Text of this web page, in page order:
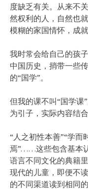
度缺乏有关。从来不
然权利的人，自然也
模糊的家国情怀，成
我时常会给自己的孩
中国历史，捎带一些
的“国学”。
但我的课不叫“国学课
为引子，实际内容结
“人之初性本善”“学而
焉”……这些包含基本
语言不同文化的典籍
现代的儿童，即便不
的不同渠道读到相同